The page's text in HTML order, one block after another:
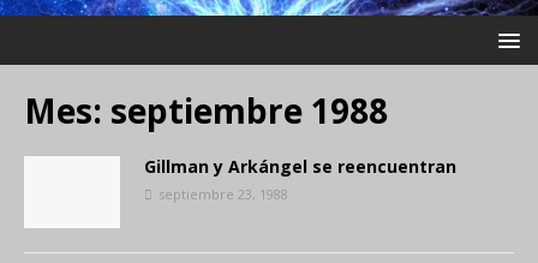
Mes: septiembre 1988
Gillman y Arkángel se reencuentran
septiembre 23, 1988